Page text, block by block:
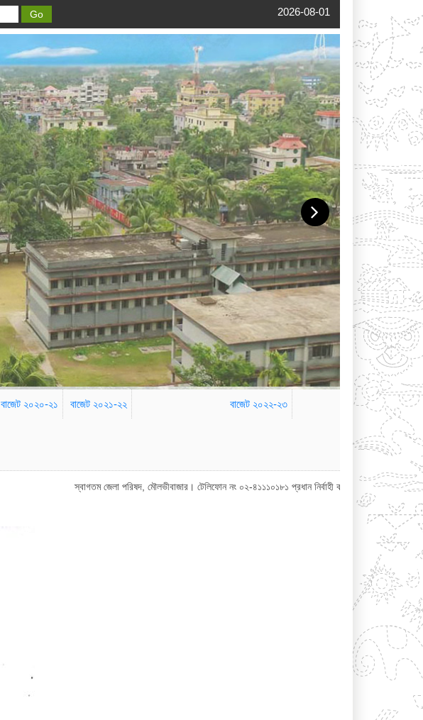
2026-08-01
বাজেট ২০২০-২১ বাজেট ২০২১-২২ বাজেট ২০২২-২৩
স্বাগতম জেলা পরিষদ, মৌলভীবাজার। টেলিফোন নং ০২-৪১১১০১৮১ প্রধান নির্বাহী কর্মকর্তা অফিস : ০২-৪১১১০১৮০ জেলা